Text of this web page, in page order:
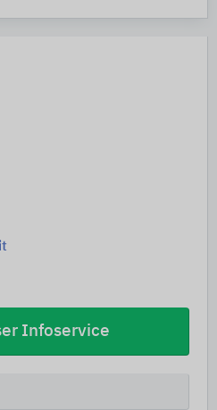
Infoservice